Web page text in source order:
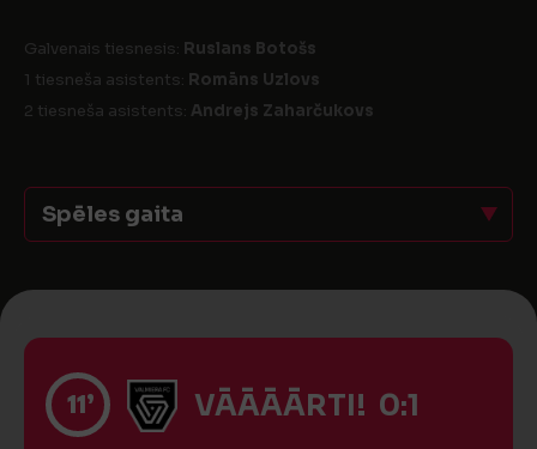
Galvenais tiesnesis: Ruslans Botošs
1 tiesneša asistents: Romāns Uzlovs
2 tiesneša asistents: Andrejs Zaharčukovs
Spēles gaita
11’ VĀĀĀĀRTI! 0:1